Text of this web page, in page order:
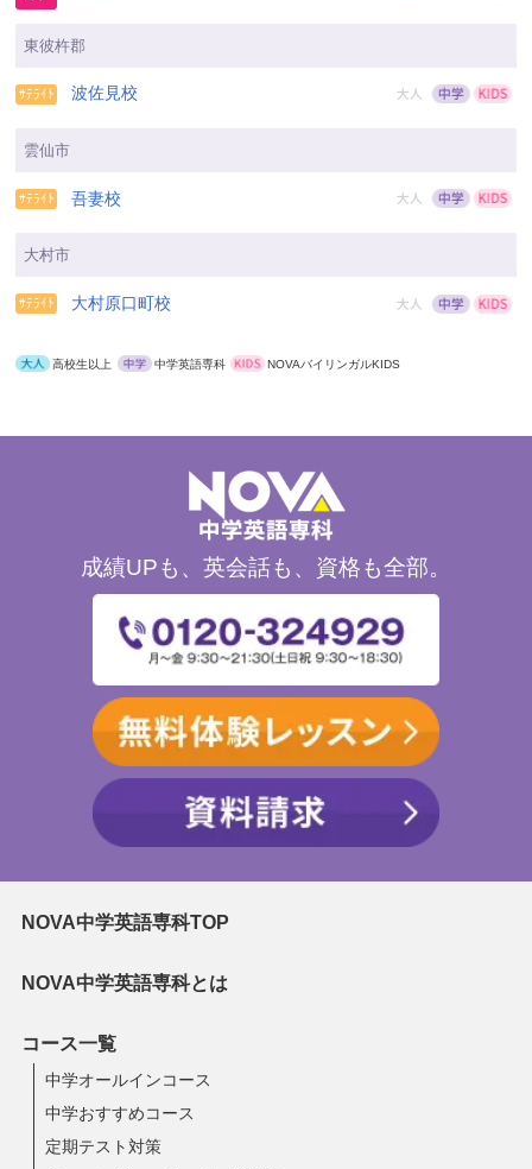
東彼杵郡
波佐見校
雲仙市
吾妻校
大村市
大村原口町校
高校生以上 中学英語専科 NOVAバイリンガルKIDS
成績UPも、英会話も、資格も全部。
NOVA中学英語専科TOP
NOVA中学英語専科とは
コース一覧
中学オールインコース
中学おすすめコース
定期テスト対策